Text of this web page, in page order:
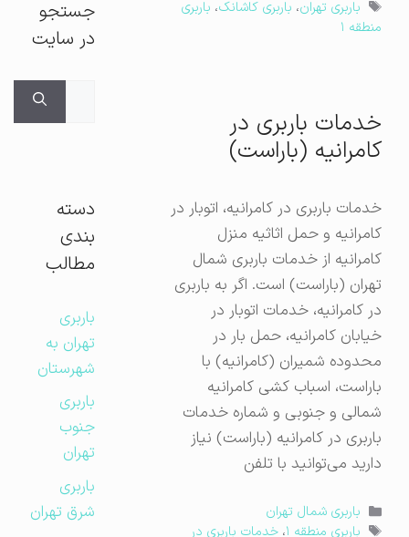
برچسب‌ها
باربری تهران ،باربری کاشانک،باربری
منطقه ۱
خدمات باربری در
کامرانیه (باراست)
خدمات باربری در کامرانیه، اتوبار در
کامرانیه و حمل اثاثیه منزل
کامرانیه از خدمات باربری شمال
تهران (باراست) است. اگر به باربری
در کامرانیه، خدمات اتوبار در
خیابان کامرانیه، حمل بار در
محدوده شمیران (کامرانیه) با
باراست، اسباب کشی کامرانیه
شمالی و جنوبی و شماره خدمات
باربری در کامرانیه (باراست) نیاز
دارید می‌توانید با تلفن
دسته‌ها
باربری شمال تهران
برچسب‌ها
باربری منطقه ۱ ،خدمات باربری در
جستجو
در سایت
دسته
بندی
مطالب
باربری
تهران به
شهرستان
باربری
جنوب
تهران
باربری
شرق تهران